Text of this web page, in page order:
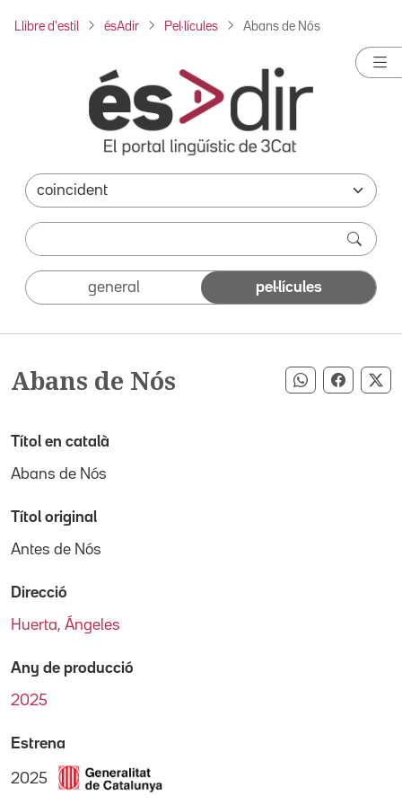
Llibre d'estil ésAdir Pel·lícules Abans de Nós
general pel·lícules
Abans de Nós Compartir
Títol en català
Abans de Nós
Títol original
Antes de Nós
Direcció
Huerta, Ángeles
Any de producció
2025
Estrena
2025